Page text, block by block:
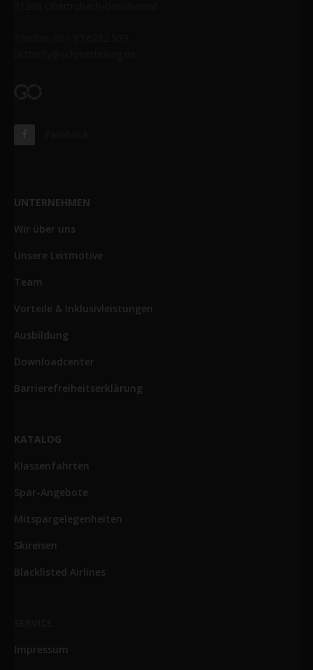
UNTERNEHMEN
Wir über uns
Unsere Leitmotive
Team
Vorteile & Inklusivleistungen
Ausbildung
Downloadcenter
Barrierefreiheitserklärung
KATALOG
Klassenfahrten
Spar-Angebote
Mitspargelegenheiten
Skireisen
Blacklisted Airlines
Impressum